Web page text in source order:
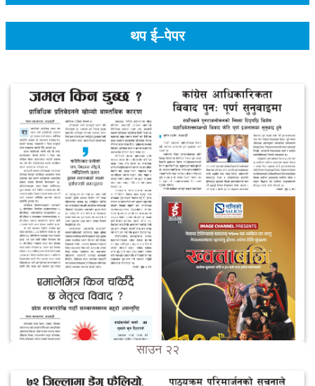
थप ई–पेपर
साउन २२